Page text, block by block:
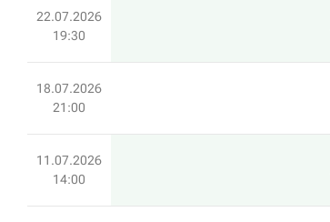
22.07.2026
19:30
18.07.2026
21:00
11.07.2026
14:00